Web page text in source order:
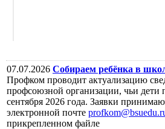
07.07.2026 Собираем ребёнка в
Профком проводит актуализацию
профсоюзной организации, чьи дети
сентября 2026 года. Заявки
электронной почте
прикрепленном файле